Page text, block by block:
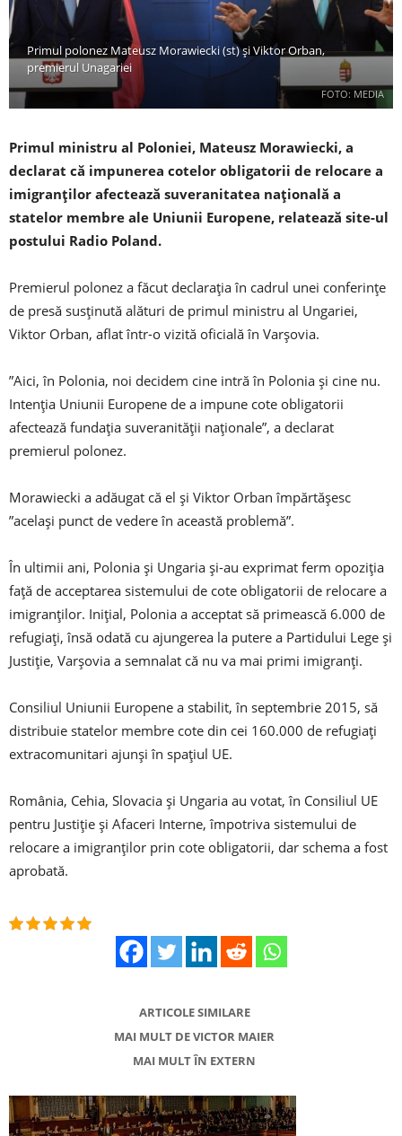
FOTO: MEDIA
Primul polonez Mateusz Morawiecki (st) și Viktor Orban,
premierul Unagariei
Primul ministru al Poloniei, Mateusz Morawiecki, a
declarat că impunerea cotelor obligatorii de relocare a
imigranţilor afectează suveranitatea naţională a
statelor membre ale Uniunii Europene, relatează site-ul
postului Radio Poland.
Premierul polonez a făcut declarația în cadrul unei conferinţe
de presă susţinută alături de primul ministru al Ungariei,
Viktor Orban, aflat într-o vizită oficială în Varşovia.
”Aici, în Polonia, noi decidem cine intră în Polonia şi cine nu.
Intenţia Uniunii Europene de a impune cote obligatorii
afectează fundaţia suveranităţii naţionale”, a declarat
premierul polonez.
Morawiecki a adăugat că el şi Viktor Orban împărtăşesc
”acelaşi punct de vedere în această problemă”.
În ultimii ani, Polonia şi Ungaria şi-au exprimat ferm opoziţia
faţă de acceptarea sistemului de cote obligatorii de relocare a
imigranţilor. Iniţial, Polonia a acceptat să primească 6.000 de
refugiaţi, însă odată cu ajungerea la putere a Partidului Lege şi
Justiţie, Varşovia a semnalat că nu va mai primi imigranţi.
Consiliul Uniunii Europene a stabilit, în septembrie 2015, să
distribuie statelor membre cote din cei 160.000 de refugiaţi
extracomunitari ajunşi în spaţiul UE.
România, Cehia, Slovacia şi Ungaria au votat, în Consiliul UE
pentru Justiţie şi Afaceri Interne, împotriva sistemului de
relocare a imigranţilor prin cote obligatorii, dar schema a fost
aprobată.
ARTICOLE SIMILARE
MAI MULT DE VICTOR MAIER
MAI MULT ÎN EXTERN